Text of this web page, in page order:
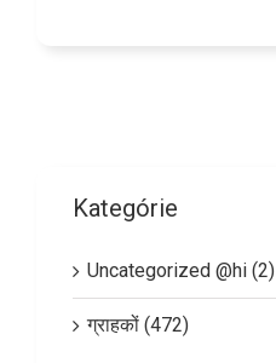
Kategórie
Uncategorized @hi (2)
ग्राहकों (472)